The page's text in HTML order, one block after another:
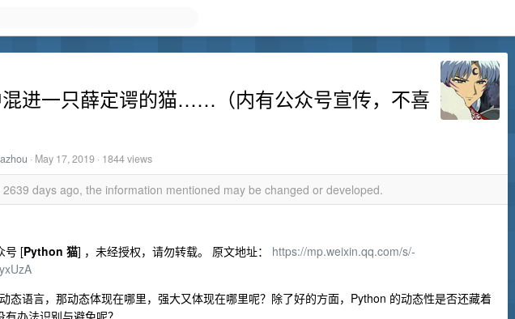
进一只薛定谔的猫……（内有公众号宣传，不喜
· May 17, 2019 · 1844 views
days ago, the information mentioned may be changed or developed.
号 [Python 猫] ，未经授权，请勿转载。 原文地址： https://mp.weixin.qq.com/s/-
态语言，那动态体现在哪里，强大又体现在哪里呢？除了好的方面，Python 的动态性是否还藏着
办法识别与避免呢？